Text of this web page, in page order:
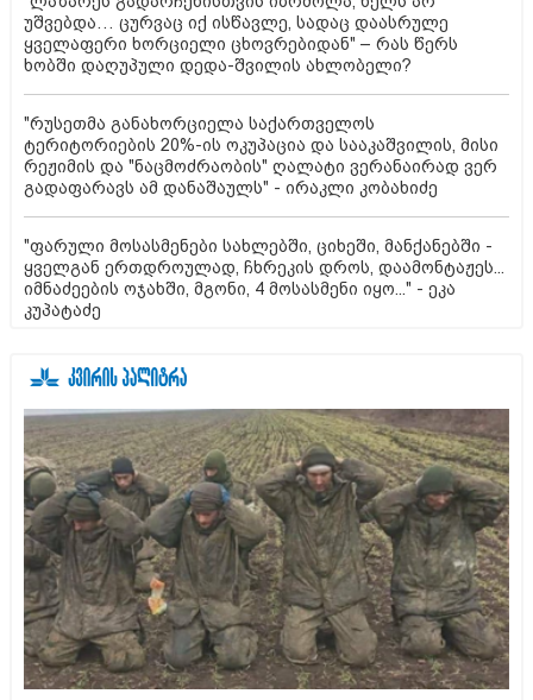
უშვებდა… ცურვაც იქ ისწავლე, სადაც დაასრულე
ყველაფერი ხორციელი ცხოვრებიდან" – რას წერს
ხობში დაღუპული დედა-შვილის ახლობელი?
"რუსეთმა განახორციელა საქართველოს
ტერიტორიების 20%-ის ოკუპაცია და სააკაშვილის, მისი
რეჟიმის და "ნაცმოძრაობის" ღალატი ვერანაირად ვერ
გადაფარავს ამ დანაშაულს" - ირაკლი კობახიძე
"ფარული მოსასმენები სახლებში, ციხეში, მანქანებში -
ყველგან ერთდროულად, ჩხრეკის დროს, დაამონტაჟეს...
იმნაძეების ოჯახში, მგონი, 4 მოსასმენი იყო..." - ეკა
კუპატაძე